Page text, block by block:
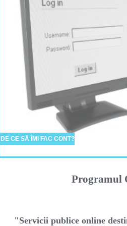
DE CE SĂ ÎMI FAC CONT?
Programul
"Servicii publice online